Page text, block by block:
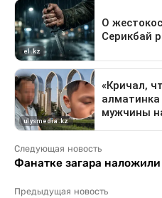
Следующая новость
Фанатке загара
Предыдущая новость